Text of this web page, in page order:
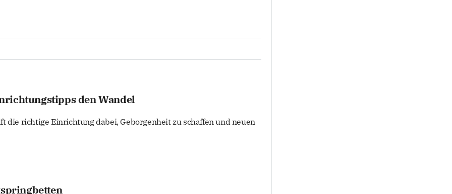
den Wandel
die richtige Einrichtung dabei, Geborgenheit zu schaffen und neuen